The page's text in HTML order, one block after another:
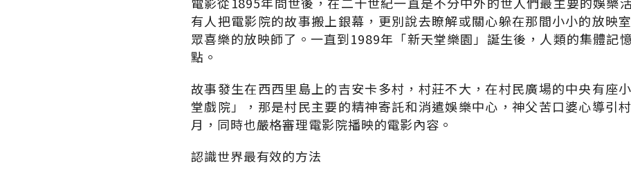
有人把電影院的故事搬上銀幕，更別說去瞭解或關心躲在那間小小的放映
眾喜樂的放映師了。一直到1989年「新天堂樂園」誕生後，人類的集體記
點。
故事發生在西西里島上的吉安卡多村，村莊不大，在村民廣場的中央有座
堂戲院」，那是村民主要的精神寄託和消遣娛樂中心，神父苦口婆心導引
月，同時也嚴格審理電影院播映的電影內容。
認識世界最有效的方法